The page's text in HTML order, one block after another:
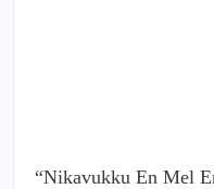
“Nikavukku En Mel